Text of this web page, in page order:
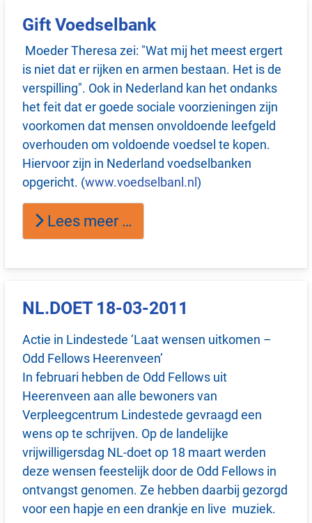
Gift Voedselbank
Moeder Theresa zei: "Wat mij het meest ergert
is niet dat er rijken en armen bestaan. Het is de
verspilling". Ook in Nederland kan het ondanks
het feit dat er goede sociale voorzieningen zijn
voorkomen dat mensen onvoldoende leefgeld
overhouden om voldoende voedsel te kopen.
Hiervoor zijn in Nederland voedselbanken
opgericht. (www.voedselbanl.nl)
Lees meer …
NL.DOET 18-03-2011
Actie in Lindestede ‘Laat wensen uitkomen –
Odd Fellows Heerenveen’
In februari hebben de Odd Fellows uit
Heerenveen aan alle bewoners van
Verpleegcentrum Lindestede gevraagd een
wens op te schrijven. Op de landelijke
vrijwilligersdag NL-doet op 18 maart werden
deze wensen feestelijk door de Odd Fellows in
ontvangst genomen. Ze hebben daarbij gezorgd
voor een hapje en een drankje en live muziek.